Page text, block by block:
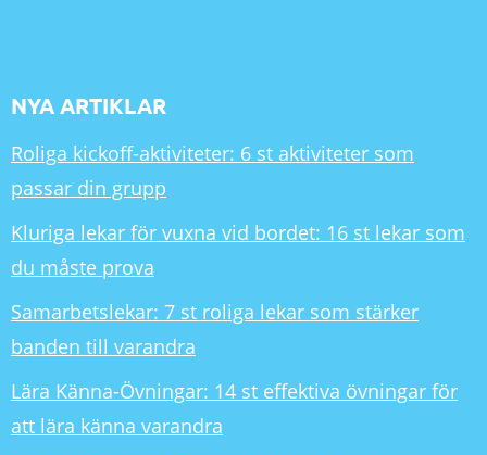
NYA ARTIKLAR
Roliga kickoff-aktiviteter: 6 st aktiviteter som
passar din grupp
Kluriga lekar för vuxna vid bordet: 16 st lekar som
du måste prova
Samarbetslekar: 7 st roliga lekar som stärker
banden till varandra
Lära Känna-Övningar: 14 st effektiva övningar för
att lära känna varandra